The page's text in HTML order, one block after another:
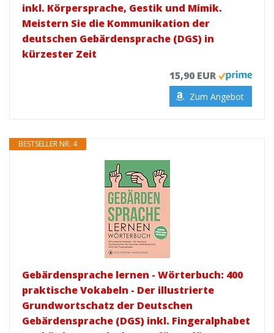
inkl. Körpersprache, Gestik und Mimik.
Meistern Sie die Kommunikation der
deutschen Gebärdensprache (DGS) in
kürzester Zeit
15,90 EUR
Zum Angebot
BESTSELLER NR. 4
Gebärdensprache lernen - Wörterbuch: 400
praktische Vokabeln - Der illustrierte
Grundwortschatz der Deutschen
Gebärdensprache (DGS) inkl. Fingeralphabet